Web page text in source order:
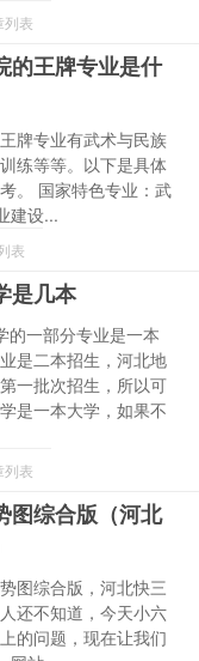
列表
的王牌专业是什
牌专业有武术与民族
练等等。以下是具体
。 国家特色专业：武
建设...
表
是几本
的一部分专业是一本
是二本招生，河北地
一批次招生，所以可
是一本大学，如果不
列表
图综合版（河北
图综合版，河北快三
还不知道，今天小六
的问题，现在让我们